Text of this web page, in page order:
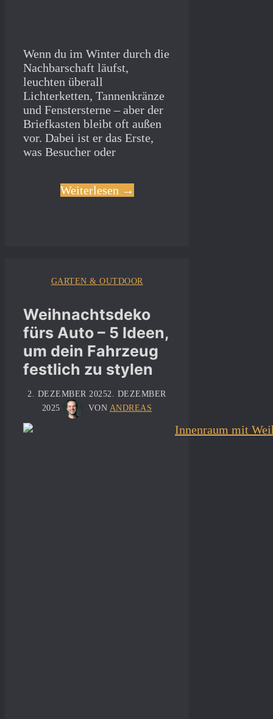
Wenn du im Winter durch die
Nachbarschaft läufst,
leuchten überall
Lichterketten, Tannenkränze
und Fenstersterne – aber der
Briefkasten bleibt oft außen
vor. Dabei ist er das Erste,
was Besucher oder
Weiterlesen →
GARTEN & OUTDOOR
Weihnachtsdeko
fürs Auto – 5 Ideen,
um dein Fahrzeug
festlich zu stylen
2. DEZEMBER 20252. DEZEMBER
2025
VON ANDREAS